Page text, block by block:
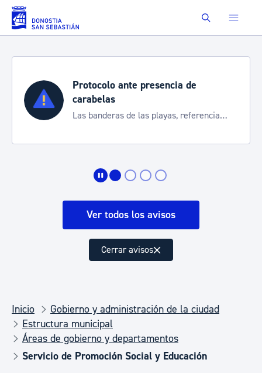
Saltar al contenido principal Buscar
Protocolo ante presencia de
carabelas
Las banderas de las playas, referencia
Ver todos los avisos
Cerrar avisos
Inicio
Gobierno y administración de la ciudad
Estructura municipal
Áreas de gobierno y departamentos
Servicio de Promoción Social y Educación